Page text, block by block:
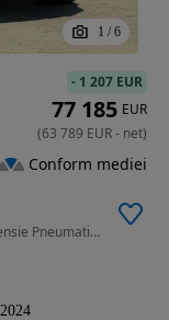
1 / 6
2993 cm3 • 352 CP • Individual/4.0d 352cp/Suspensie Pneumatica/Punte Viratoare/TVA/Leasing
2024
- 1 207 EUR
77 185 EUR
(63 789 EUR- net)
Conform mediei